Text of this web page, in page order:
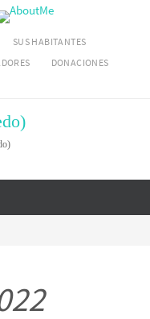
SUS HABITANTES
DONACIONES